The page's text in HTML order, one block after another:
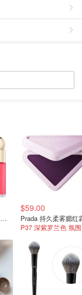
Rare Beauty 迷你液体腮红
$59.00
Prada 持久柔雾腮红